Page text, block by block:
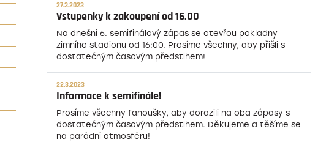
27.3.2023
Vstupenky k zakoupení od 16.00
Na dnešní 6. semifinálový zápas se otevřou pokladny
zimního stadionu od 16:00. Prosíme všechny, aby přišli s
dostatečným časovým předstihem!
22.3.2023
Informace k semifinále!
Prosíme všechny fanoušky, aby dorazili na oba zápasy s
dostatečným časovým předstihem. Děkujeme a těšíme se
na parádní atmosféru!